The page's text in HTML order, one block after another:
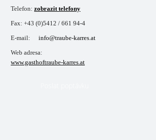
Telefon: zobrazit telefony
Fax: +43 (0)5412 / 661 94-4
E-mail:
info@traube-karres.at
Web adresa:
www.gasthoftraube-karres.at